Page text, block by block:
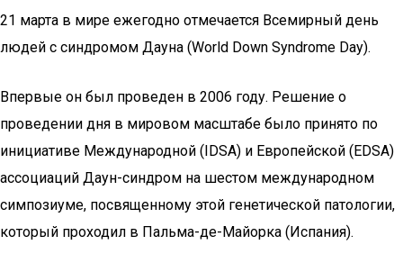
21 марта в мире ежегодно отмечается Всемирный день
людей с синдромом Дауна (World Down Syndrome Day).
Впервые он был проведен в 2006 году. Решение о
проведении дня в мировом масштабе было принято по
инициативе Международной (IDSA) и Европейской (EDSA)
ассоциаций Даун-cиндром на шестом международном
симпозиуме, посвященному этой генетической патологии,
который проходил в Пальма-де-Майорка (Испания).